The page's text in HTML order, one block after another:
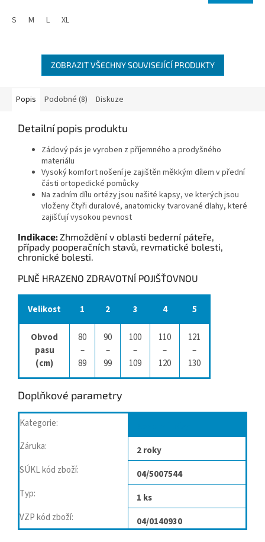
S M L XL
ZOBRAZIT VŠECHNY SOUVISEJÍCÍ PRODUKTY
Popis Podobné (8) Diskuze
Detailní popis produktu
Zádový pás je vyroben z příjemného a prodyšného
materiálu
Vysoký komfort nošení je zajištěn měkkým dílem v přední
části ortopedické pomůcky
Na zadním dílu ortézy jsou našité kapsy, ve kterých jsou
vloženy čtyři duralové, anatomicky tvarované dlahy, které
zajišťují vysokou pevnost
Indikace: Zhmoždění v oblasti bederní páteře,
případy pooperačních stavů, revmatické bolesti,
chronické bolesti.
PLNĚ HRAZENO ZDRAVOTNÍ POJIŠŤOVNOU
Velikost 1 2 3 4 5
Obvod
pasu
(cm)
80
–
89
90
–
99
100
–
109
110
–
120
121
–
130
Doplňkové parametry
Kategorie:
Záruka:
2 roky
SÚKL kód zboží:
04/5007544
Typ:
1 ks
VZP kód zboží: 04/0140930